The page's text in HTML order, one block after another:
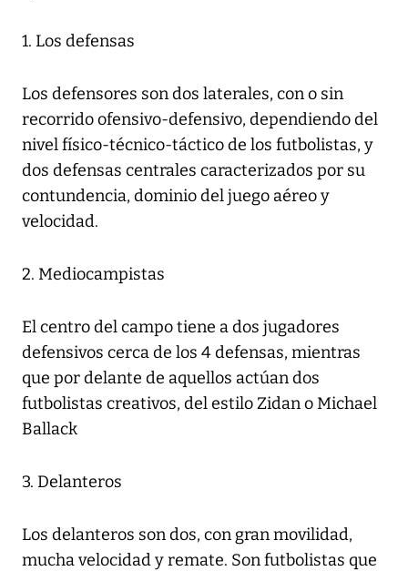
1. Los defensas
Los defensores son dos laterales, con o sin
recorrido ofensivo-defensivo, dependiendo del
nivel físico-técnico-táctico de los futbolistas, y
dos defensas centrales caracterizados por su
contundencia, dominio del juego aéreo y
velocidad.
2. Mediocampistas
El centro del campo tiene a dos jugadores
defensivos cerca de los 4 defensas, mientras
que por delante de aquellos actúan dos
futbolistas creativos, del estilo Zidan o Michael
Ballack
3. Delanteros
Los delanteros son dos, con gran movilidad,
mucha velocidad y remate. Son futbolistas que